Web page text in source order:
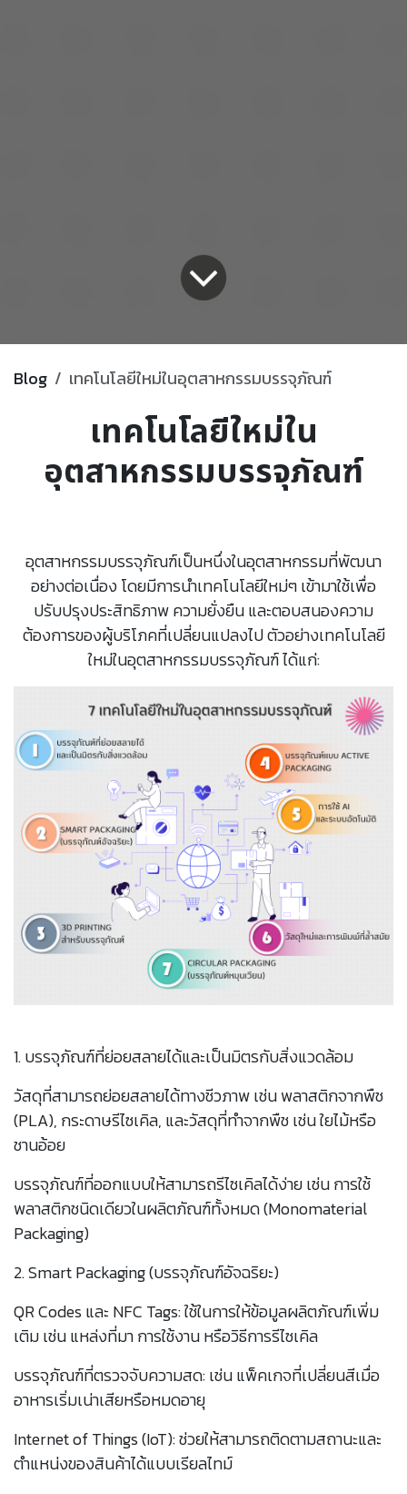
Blog เทคโนโลยีใหม่ในอุตสาหกรรมบรรจุภัณฑ์
เทคโนโลยีใหม่ใน
อุตสาหกรรมบรรจุภัณฑ์
อุตสาหกรรมบรรจุภัณฑ์เป็นหนึ่งในอุตสาหกรรมที่พัฒนา
อย่างต่อเนื่อง โดยมีการนำเทคโนโลยีใหม่ๆ เข้ามาใช้เพื่อ
ปรับปรุงประสิทธิภาพ ความยั่งยืน และตอบสนองความ
ต้องการของผู้บริโภคที่เปลี่ยนแปลงไป ตัวอย่างเทคโนโลยี
ใหม่ในอุตสาหกรรมบรรจุภัณฑ์ ได้แก่:
1. บรรจุภัณฑ์ที่ย่อยสลายได้และเป็นมิตรกับสิ่งแวดล้อม
วัสดุที่สามารถย่อยสลายได้ทางชีวภาพ เช่น พลาสติกจากพืช
(PLA), กระดาษรีไซเคิล, และวัสดุที่ทำจากพืช เช่น ใยไม้หรือ
ชานอ้อย
บรรจุภัณฑ์ที่ออกแบบให้สามารถรีไซเคิลได้ง่าย เช่น การใช้
พลาสติกชนิดเดียวในผลิตภัณฑ์ทั้งหมด (Monomaterial
Packaging)
2. Smart Packaging (บรรจุภัณฑ์อัจฉริยะ)
QR Codes และ NFC Tags: ใช้ในการให้ข้อมูลผลิตภัณฑ์เพิ่ม
เติม เช่น แหล่งที่มา การใช้งาน หรือวิธีการรีไซเคิล
บรรจุภัณฑ์ที่ตรวจจับความสด: เช่น แพ็คเกจที่เปลี่ยนสีเมื่อ
อาหารเริ่มเน่าเสียหรือหมดอายุ
Internet of Things (IoT): ช่วยให้สามารถติดตามสถานะและ
ตำแหน่งของสินค้าได้แบบเรียลไทม์